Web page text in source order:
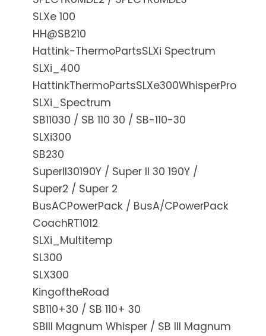
SLXe 100
HH@SB210
Hattink-ThermoPartsSLXi Spectrum
SLXi_400
HattinkThermoPartsSLXe300WhisperPro
SLXi_Spectrum
SB11030 / SB 110 30 / SB-110-30
SLXi300
SB230
SuperII30190Y / Super II 30 190Y /
Super2 / Super 2
BusACPowerPack / BusA/CPowerPack
CoachRT1012
SLXi_Multitemp
SL300
SLX300
KingoftheRoad
SB110+30 / SB 110+ 30
SBIII Magnum Whisper / SB III Magnum